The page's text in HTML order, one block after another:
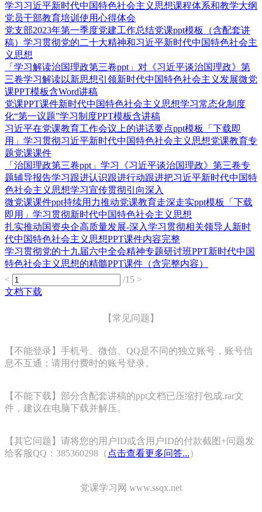
学习习近平新时代中国特色社会主义思想课程体系和教学大纲
党员干部教育培训使用心得体会
党支部2023年第一季度党建工作总结党课ppt模板（含配套讲
稿）学习贯彻党的二十大精神和习近平新时代中国特色社会主
义思想
「学习解读治国理政第三卷ppt」对《习近平谈治国理政》第
三卷学习解读以新思想引领新时代中国特色社会主义发展微党
课PPT模板含Word讲稿
党课PPT课件新时代中国特色社会主义思想学习常态化制度
化“第一议题”学习制度PPT模板含讲稿
习近平在党课教育工作会议上的讲话要点ppt模板「下载即
用」学习贯彻习近平新时代中国特色社会主义思想党课教育专
题党课课件
「治国理政第三卷ppt」学习《习近平谈治国理政》第三卷专
题辅导报告学习跟进认识跟进行动跟进把习近平新时代中国特
色社会主义思想学习宣传贯彻引向深入
微党课课件ppt持续用力推动党课教育走深走实ppt模板「下载
即用」学习贯彻新时代中国特色社会主义思想
扎实推动国资央企高质量发展-深入学习贯彻相关领导人新时
代中国特色社会主义思想PPT课件内容完整
学习贯彻党的十九届六中全会精神专题研讨班PPT新时代中国
特色社会主义思想的精髓PPT课件（含完整内容）
<
/15 >
文档下载
【常见问题】
【不能登录】手机号、微信、QQ是不同的独立账号，账号信
息不互通；请用付费时的账号登录。
【不能下载】部分含配套讲稿的ppt文档已压缩打包成.rar文
件，建议在电脑下载并解压。
【其它问题】请将您的用户ID或含用户ID的付款截图+问题发
给客服QQ：385360298（ 点击查看更多问答...）
党课学习网 www.ssqx.net